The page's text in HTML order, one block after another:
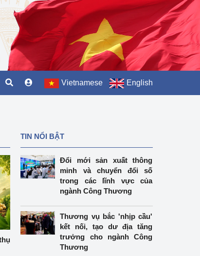
Vietnamese English
TIN NỔI BẬT
Đổi mới sản xuất thông
minh và chuyển đổi số
trong các lĩnh vực của
ngành Công Thương
Thương vụ bắc 'nhịp cầu'
kết nối, tạo dư địa tăng
trưởng cho ngành Công
Thương